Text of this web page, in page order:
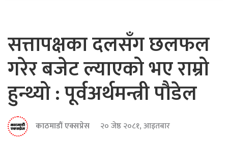
सत्तापक्षका दलसँग छलफल
गरेर बजेट ल्याएको भए राम्रो
हुन्थ्यो : पूर्वअर्थमन्त्री पौडेल
काठमाडौं एक्सप्रेस २० जेष्ठ २०८१, आइतबार